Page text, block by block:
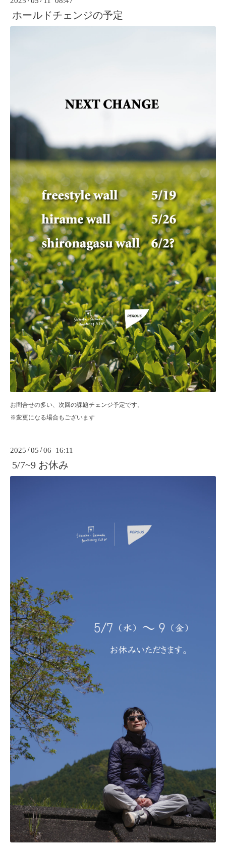
ホールドチェンジの予定
お問合せの多い、次回の課題チェンジ予定です。
※変更になる場合もございます
2025 /05 /06 16:11
5/7~9 お休み